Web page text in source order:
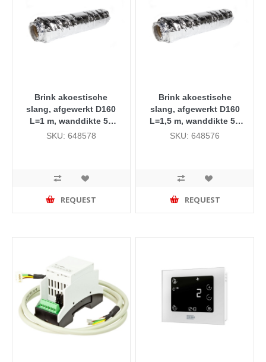
Brink akoestische
slang, afgewerkt D160
L=1 m, wanddikte 50
mm
SKU: 648578
REQUEST
Brink akoestische
slang, afgewerkt D160
L=1,5 m, wanddikte 50
mm
SKU: 648576
REQUEST